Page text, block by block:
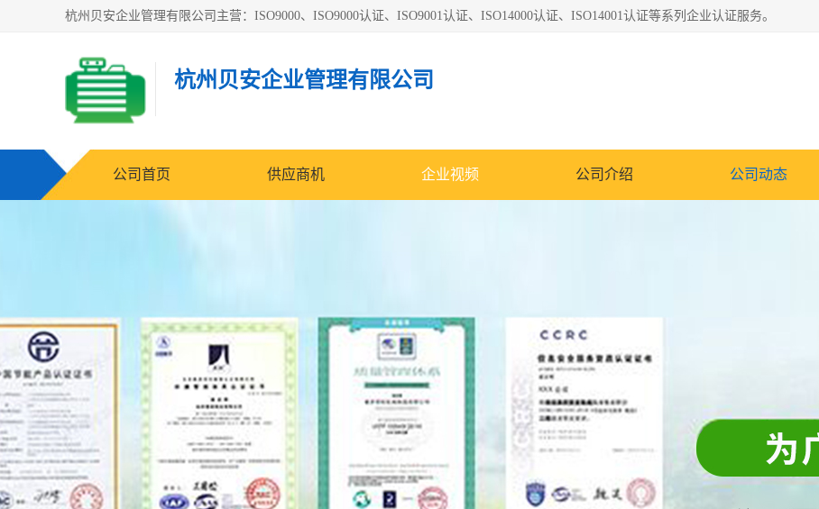
杭州贝安企业管理有限公司主营：ISO9000、ISO9000认证、ISO9001认证、ISO14000认证、ISO14001认证等系列企业认证服务。
杭州贝安企业管理有限公司
公司首页 供应商机 企业视频 公司介绍 公司动态